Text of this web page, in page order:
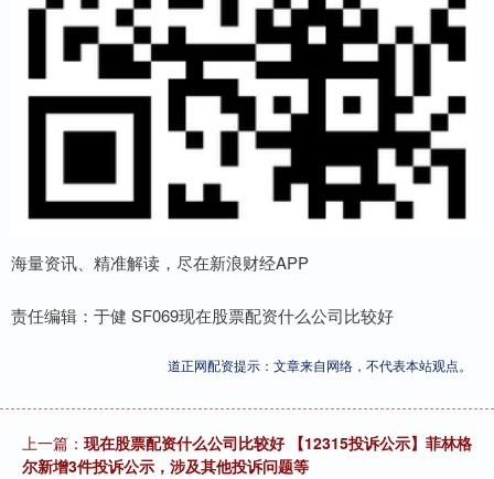
海量资讯、精准解读，尽在新浪财经APP
责任编辑：于健 SF069现在股票配资什么公司比较好
道正网配资提示：文章来自网络，不代表本站观点。
上一篇： 现在股票配资什么公司比较好 【12315投诉公示】菲林格
尔新增3件投诉公示，涉及其他投诉问题等